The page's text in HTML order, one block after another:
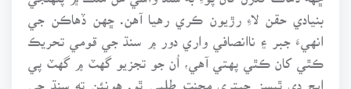
بنيادي حقن لاءِ رڙيون ڪري رهيا آهن. ڇهن ڏهاڪن جي
انهيءَ جبر ۽ ناانصافي واري دور ۾ سنڌ جي قومي تحريڪ
ڪٿي کان ڪٿي پهتي آهي، اُن جو تجزيو گهٽ ۾ گهٽ پي
ايڇ ڊي ٿيسز جيتري محنت طلبي ٿو. هونئن ته سنڌ جي